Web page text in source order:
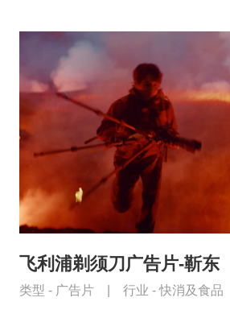
飞利浦剃须刀广告片-靳东
类型 - 广告片 行业 -快消及食品